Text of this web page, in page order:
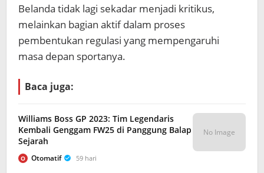
Belanda tidak lagi sekadar menjadi kritikus,
melainkan bagian aktif dalam proses
pembentukan regulasi yang mempengaruhi
masa depan sportanya.
Baca juga:
Williams Boss GP 2023: Tim Legendaris
Kembali Genggam FW25 di Panggung Balap
Sejarah
O Otomatif 59 hari
No Image